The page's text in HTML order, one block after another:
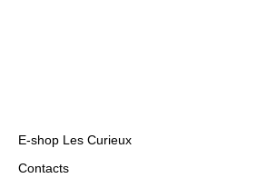
E-shop Les Curieux
Contacts